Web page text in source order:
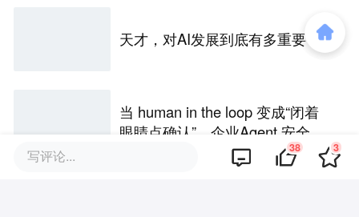
天才，对AI发展到底有多重要？
当 human in the loop 变成“闭着
眼睛点确认”，企业Agent 安全还
写评论... 38 3